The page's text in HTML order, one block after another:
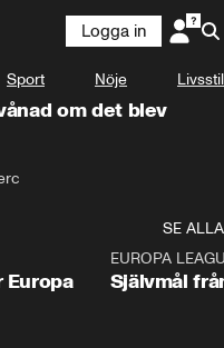
Logga in
Sport Nöje Livsstil
om det blev
SE ALLA
EUROPA
Självmål